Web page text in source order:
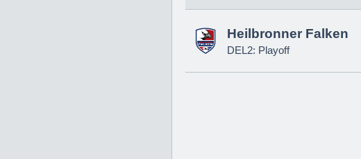
Heilbronner Falken
DEL2: Playoff